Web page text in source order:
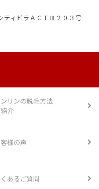
ティビラＡＣＴⅢ２０３号
ンリンの脱毛方法
介
様の声
あるご質問